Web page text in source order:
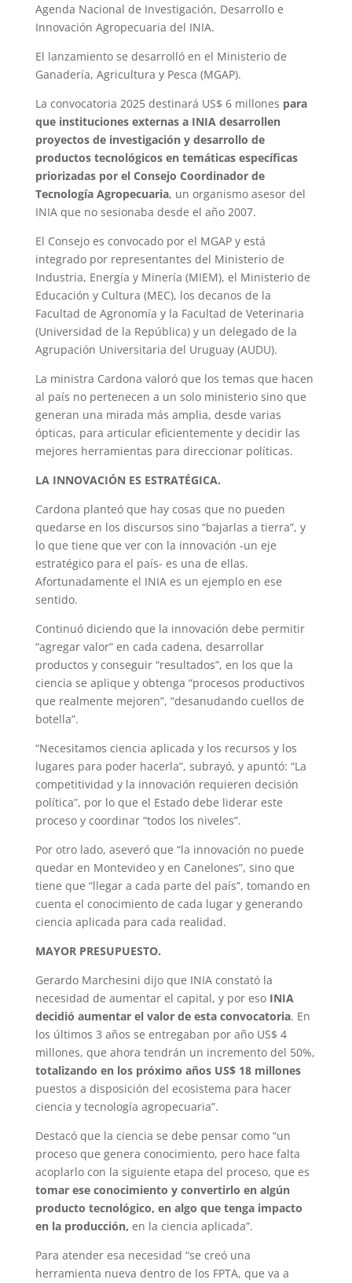
Agenda Nacional de Investigación, Desarrollo e
Innovación Agropecuaria del INIA.
El lanzamiento se desarrolló en el Ministerio de
Ganadería, Agricultura y Pesca (MGAP).
La convocatoria 2025 destinará US$ 6 millones para
que instituciones externas a INIA desarrollen
proyectos de investigación y desarrollo de
productos tecnológicos en temáticas específicas
priorizadas por el Consejo Coordinador de
Tecnología Agropecuaria, un organismo asesor del
INIA que no sesionaba desde el año 2007.
El Consejo es convocado por el MGAP y está
integrado por representantes del Ministerio de
Industria, Energía y Minería (MIEM), el Ministerio de
Educación y Cultura (MEC), los decanos de la
Facultad de Agronomía y la Facultad de Veterinaria
(Universidad de la República) y un delegado de la
Agrupación Universitaria del Uruguay (AUDU).
La ministra Cardona valoró que los temas que hacen
al país no pertenecen a un solo ministerio sino que
generan una mirada más amplia, desde varias
ópticas, para articular eficientemente y decidir las
mejores herramientas para direccionar políticas.
LA INNOVACIÓN ES ESTRATÉGICA.
Cardona planteó que hay cosas que no pueden
quedarse en los discursos sino “bajarlas a tierra”, y
lo que tiene que ver con la innovación -un eje
estratégico para el país- es una de ellas.
Afortunadamente el INIA es un ejemplo en ese
sentido.
Continuó diciendo que la innovación debe permitir
“agregar valor” en cada cadena, desarrollar
productos y conseguir “resultados”, en los que la
ciencia se aplique y obtenga “procesos productivos
que realmente mejoren”, “desanudando cuellos de
botella”.
“Necesitamos ciencia aplicada y los recursos y los
lugares para poder hacerla”, subrayó, y apuntó: “La
competitividad y la innovación requieren decisión
política”, por lo que el Estado debe liderar este
proceso y coordinar “todos los niveles”.
Por otro lado, aseveró que “la innovación no puede
quedar en Montevideo y en Canelones”, sino que
tiene que “llegar a cada parte del país”, tomando en
cuenta el conocimiento de cada lugar y generando
ciencia aplicada para cada realidad.
MAYOR PRESUPUESTO.
Gerardo Marchesini dijo que INIA constató la
necesidad de aumentar el capital, y por eso INIA
decidió aumentar el valor de esta convocatoria. En
los últimos 3 años se entregaban por año US$ 4
millones, que ahora tendrán un incremento del 50%,
totalizando en los próximo años US$ 18 millones
puestos a disposición del ecosistema para hacer
ciencia y tecnología agropecuaria”.
Destacó que la ciencia se debe pensar como “un
proceso que genera conocimiento, pero hace falta
acoplarlo con la siguiente etapa del proceso, que es
tomar ese conocimiento y convertirlo en algún
producto tecnológico, en algo que tenga impacto
en la producción, en la ciencia aplicada”.
Para atender esa necesidad “se creó una
herramienta nueva dentro de los FPTA, que va a